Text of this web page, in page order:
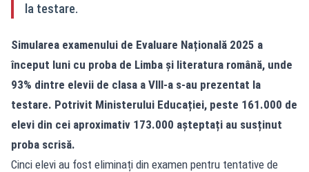
la testare.
Simularea examenului de Evaluare Națională 2025 a
început luni cu proba de Limba și literatura română, unde
93% dintre elevii de clasa a VIII-a s-au prezentat la
testare. Potrivit Ministerului Educației, peste 161.000 de
elevi din cei aproximativ 173.000 așteptați au susținut
proba scrisă.
Cinci elevi au fost eliminați din examen pentru tentative de